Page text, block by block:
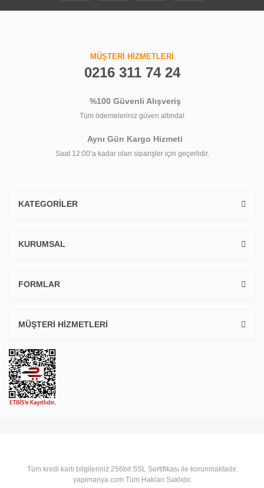
MÜŞTERİ HİZMETLERİ
0216 311 74 24
%100 Güvenli Alışveriş
Tüm ödemeleriniz güven altında!
Aynı Gün Kargo Hizmeti
Saat 12:00’a kadar olan siparişler için geçerlidir.
KATEGORİLER
KURUMSAL
FORMLAR
MÜŞTERİ HİZMETLERİ
Tüm kredi kartı bilgileriniz 256bit SSL Sertifikası ile korunmaktadır.
yapimanya.com Tüm Hakları Saklıdır.